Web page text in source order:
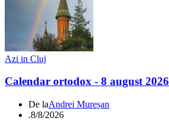
Azi in Cluj
Calendar ortodox - 8 august 2026
De laAndrei Mureșan
.8/8/2026